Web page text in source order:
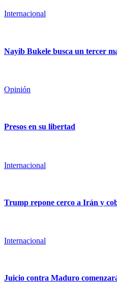
Internacional
Nayib Bukele busca un tercer
Opinión
Presos en su libertad
Internacional
Trump repone cerco a Irán y
Internacional
Juicio contra Maduro